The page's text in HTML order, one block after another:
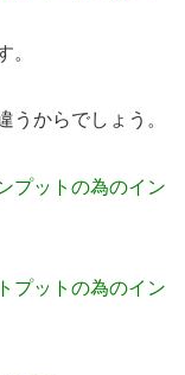
。
うからでしょう。
プットの為のイン
プットの為のイン